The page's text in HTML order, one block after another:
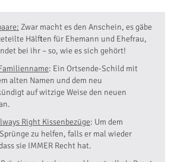
Zwar macht es den Anschein, es gäbe
Hälften für Ehemann und Ehefrau,
bei ihr – so, wie es sich gehört!
: Ein Ortsende-Schild mit
alten Namen und dem neu
auf witzige Weise den neuen
Right Kissenbezüge: Um dem
zu helfen, falls er mal wieder
sie IMMER Recht hat.